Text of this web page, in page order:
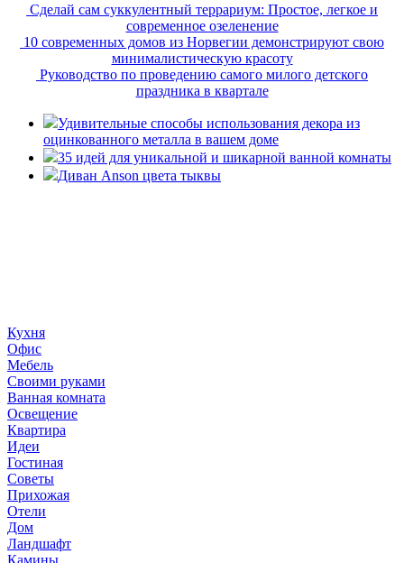
Сделай сам суккулентный террариум: Простое, легкое и
современное озеленение
10 современных домов из Норвегии демонстрируют свою
минималистическую красоту
Руководство по проведению самого милого детского
праздника в квартале
Удивительные способы использования декора из
оцинкованного металла в вашем доме
35 идей для уникальной и шикарной ванной комнаты
Диван Anson цвета тыквы
Кухня
Офис
Мебель
Своими руками
Ванная комната
Освещение
Квартира
Идеи
Гостиная
Советы
Прихожая
Отели
Дом
Ландшафт
Камины